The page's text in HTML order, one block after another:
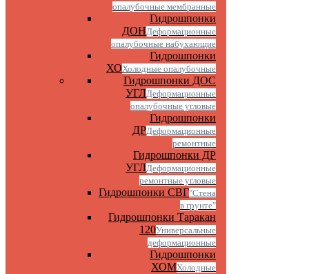
опалубочные мембранные
Гидрошпонки
ДОНДеформационные
опалубочные набухающие
Гидрошпонки
ХОХолодные опалубочные
Гидрошпонки ДОС
УГЛДеформационные
опалубочные угловые
Гидрошпонки
ДРДеформационные
ремонтные
Гидрошпонки ДР
УГЛДеформационные
ремонтные угловые
Гидрошпонки СВГ"Стена
в грунте"
Гидрошпонки Таракан
120Универсальные
деформационные
Гидрошпонки
ХОМХолодные